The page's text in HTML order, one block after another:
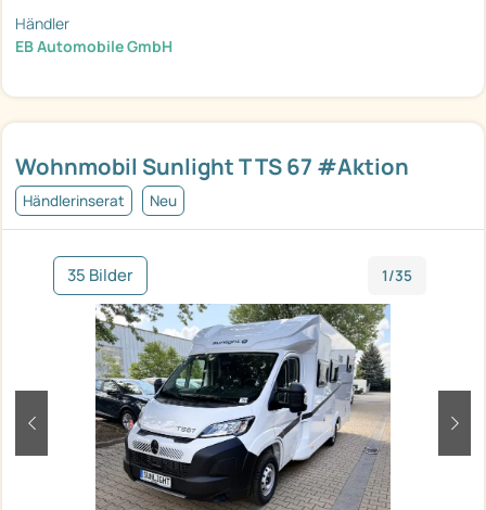
Wohnmobil Sunlight T TS 67 #Aktion
Händlerinserat Neu
35 Bilder 1/35
zurück
Händler
EB Automobile GmbH